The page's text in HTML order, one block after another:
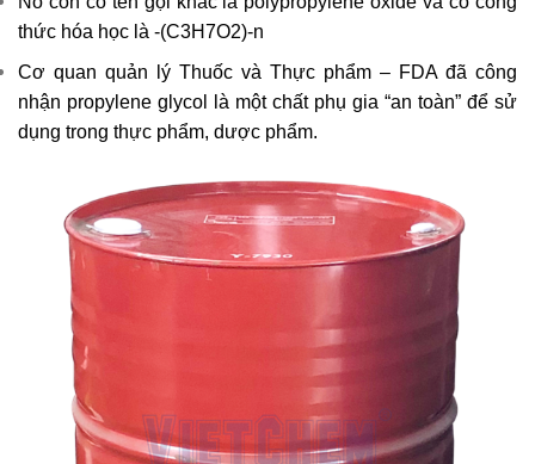
thức hóa học là -(C3H7O2)-n
Cơ quan quản lý Thuốc và Thực phẩm – FDA đã công
nhận propylene glycol là một chất phụ gia “an toàn” để sử
dụng trong thực phẩm, dược phẩm.